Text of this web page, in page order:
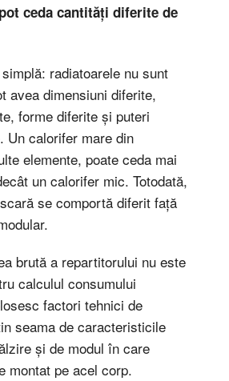
ceda cantități diferite de
radiatoarele nu sunt
avea dimensiuni diferite,
forme diferite și puteri
Un calorifer mare din
elemente, poate ceda mai
un calorifer mic. Totodată,
se comportă diferit față
brută a repartitorului nu este
calculul consumului
factori tehnici de
seama de caracteristicile
și de modul în care
montat pe acel corp.